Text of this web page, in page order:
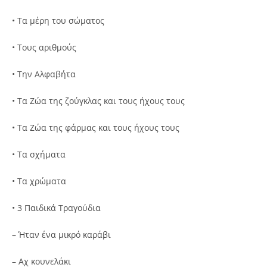
• Τα μέρη του σώματος
• Τους αριθμούς
• Την Αλφαβήτα
• Τα Ζώα της ζούγκλας και τους ήχους τους
• Τα Ζώα της φάρμας και τους ήχους τους
• Τα σχήματα
• Τα χρώματα
• 3 Παιδικά Τραγούδια
– Ήταν ένα μικρό καράβι
– Αχ κουνελάκι